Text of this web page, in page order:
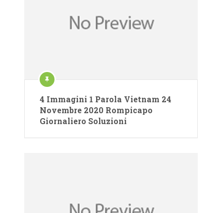
4 Immagini 1 Parola Vietnam 24
Novembre 2020 Rompicapo
Giornaliero Soluzioni